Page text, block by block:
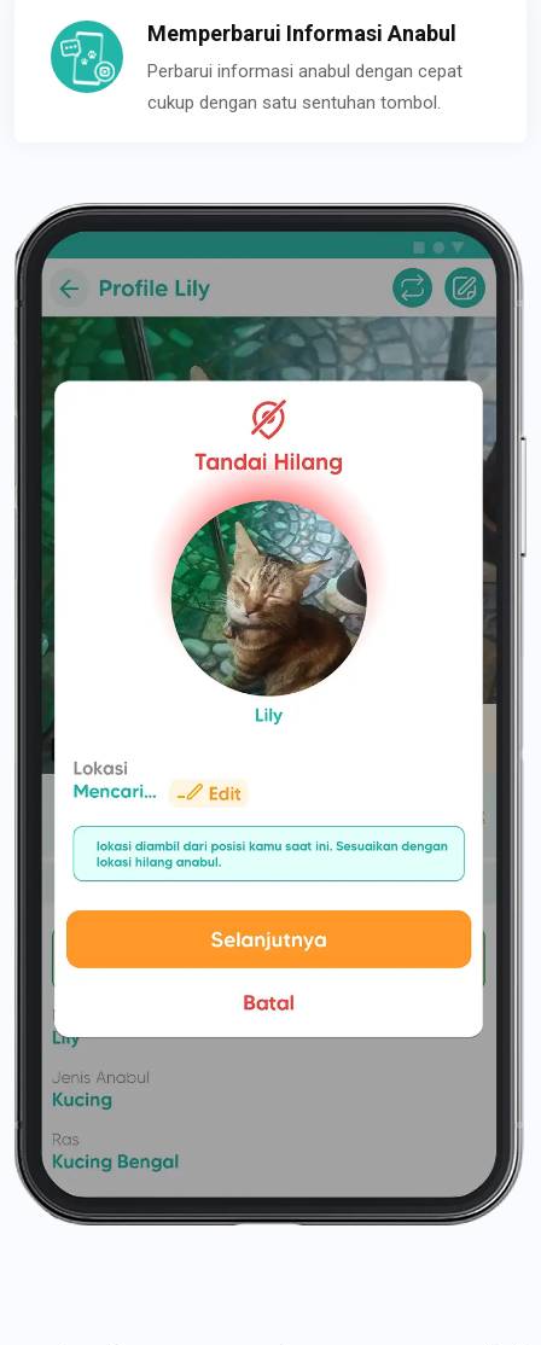
Memperbarui Informasi Anabul
Perbarui informasi anabul dengan cepat
cukup dengan satu sentuhan tombol.